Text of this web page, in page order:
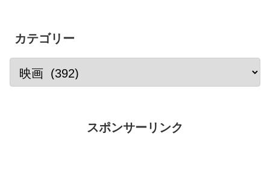
カテゴリー
スポンサーリンク